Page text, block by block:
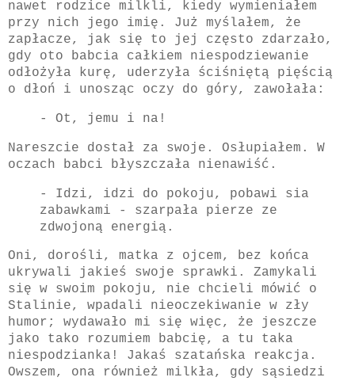
nawet rodzice milkli, kiedy wymieniałem
przy nich jego imię. Już myślałem, że
zapłacze, jak się to jej często zdarzało,
gdy oto babcia całkiem niespodziewanie
odłożyła kurę, uderzyła ściśniętą pięścią
o dłoń i unosząc oczy do góry, zawołała:
- Ot, jemu i na!
Nareszcie dostał za swoje. Osłupiałem. W
oczach babci błyszczała nienawiść.
- Idzi, idzi do pokoju, pobawi sia
zabawkami - szarpała pierze ze
zdwojoną energią.
Oni, dorośli, matka z ojcem, bez końca
ukrywali jakieś swoje sprawki. Zamykali
się w swoim pokoju, nie chcieli mówić o
Stalinie, wpadali nieoczekiwanie w zły
humor; wydawało mi się więc, że jeszcze
jako tako rozumiem babcię, a tu taka
niespodzianka! Jakaś szatańska reakcja.
Owszem, ona również milkła, gdy sąsiedzi